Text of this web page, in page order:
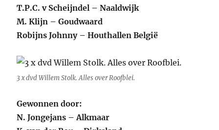
T.P.C. v Scheijndel – Naaldwijk
M. Klijn – Goudwaard
Robijns Johnny – Houthallen België
3 x dvd Willem Stolk. Alles over Roofblei.
Gewonnen door:
N. Jongejans – Alkmaar